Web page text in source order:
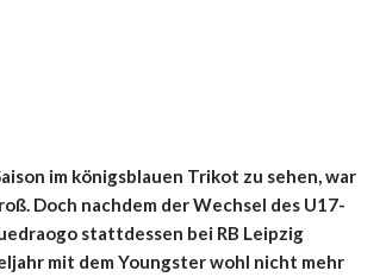
im königsblauen Trikot zu sehen, war
Doch nachdem der Wechsel des U17-
stattdessen bei RB Leipzig
mit dem Youngster wohl nicht mehr